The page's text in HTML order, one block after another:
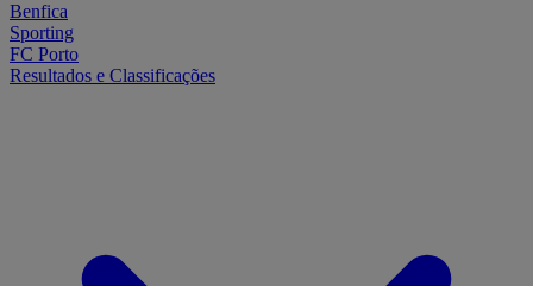
Benfica
Sporting
FC Porto
Resultados e Classificações